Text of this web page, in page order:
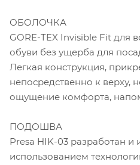
ОБОЛОЧКА
GORE-TEX Invisible Fit для
обуви без ущерба для
Легкая конструкция,
непосредственно к верху,
ощущение комфорта,
ПОДОШВА
Presa HIK-03 разработан и
использованием